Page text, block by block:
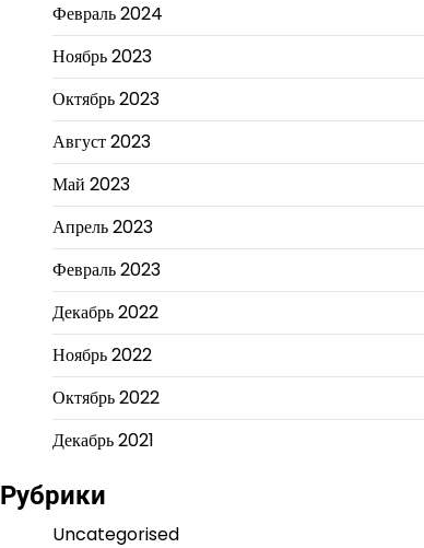
Февраль 2024
Ноябрь 2023
Октябрь 2023
Август 2023
Май 2023
Апрель 2023
Февраль 2023
Декабрь 2022
Ноябрь 2022
Октябрь 2022
Декабрь 2021
Рубрики
Uncategorised